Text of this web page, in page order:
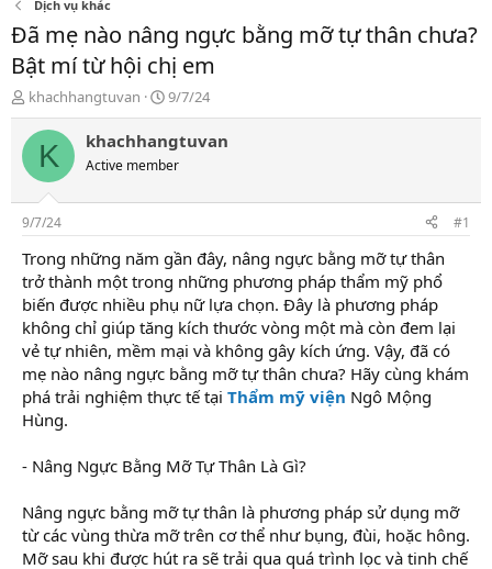
Dịch vụ khác
Đã mẹ nào nâng ngực bằng mỡ tự thân chưa?
Bật mí từ hội chị em
T
h
r
a
s
t
a
t
e
r
khachhangtuvan
N
g
à
y
g
9/7/24
K khachhangtuvan
Active member
9/7/24 #1
Trong những năm gần đây, nâng ngực bằng mỡ tự thân
trở thành một trong những phương pháp thẩm mỹ phổ
biến được nhiều phụ nữ lựa chọn. Đây là phương pháp
không chỉ giúp tăng kích thước vòng một mà còn đem lại
vẻ tự nhiên, mềm mại và không gây kích ứng. Vậy, đã có
mẹ nào nâng ngực bằng mỡ tự thân chưa? Hãy cùng khám
phá trải nghiệm thực tế tại Thẩm mỹ viện Ngô Mộng
Hùng.
- Nâng Ngực Bằng Mỡ Tự Thân Là Gì?
Nâng ngực bằng mỡ tự thân là phương pháp sử dụng mỡ
từ các vùng thừa mỡ trên cơ thể như bụng, đùi, hoặc hông.
Mỡ sau khi được hút ra sẽ trải qua quá trình lọc và tinh chế